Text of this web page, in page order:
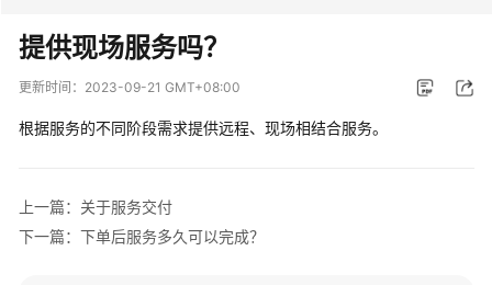
服
务
公
介
绍
提供现场服务吗？
更新时间： 2023-09-21 GMT+08:00
根据服务的不同阶段需求提供远程、现场相结合服务。
上一篇：关于服务交付
下一篇：下单后服务多久可以完成？